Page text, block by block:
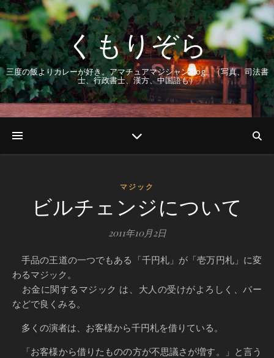
くもりぞら
三度の飯よりカレーが好き。アマチュアマジシャンBlog。（写真、司法書
士、行政書士、漢方、中国語も）
マジック
ビルチェンジについて
2011年10月2日
手品の王道の一つでもある「千円札」が「壱万円札」に変
わるマジック。
お金に関するマジック は、大人の受けがよろしく、バー
などで良くみる。
多くの演者は、お客様から千円札を借りている。
「お客様から借りたものの方が不思議さが増す。」と言う